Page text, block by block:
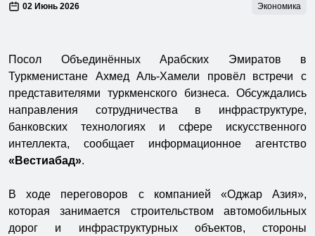
02 Июнь 2026 Экономика
Посол Объединённых Арабских Эмиратов в
Туркменистане Ахмед Аль-Хамели провёл встречи с
представителями туркменского бизнеса. Обсуждались
направления сотрудничества в инфраструктуре,
банковских технологиях и сфере искусственного
интеллекта, сообщает информационное агентство
«Вестиабад».
В ходе переговоров с компанией «Оджар Азия»,
которая занимается строительством автомобильных
дорог и инфраструктурных объектов, стороны